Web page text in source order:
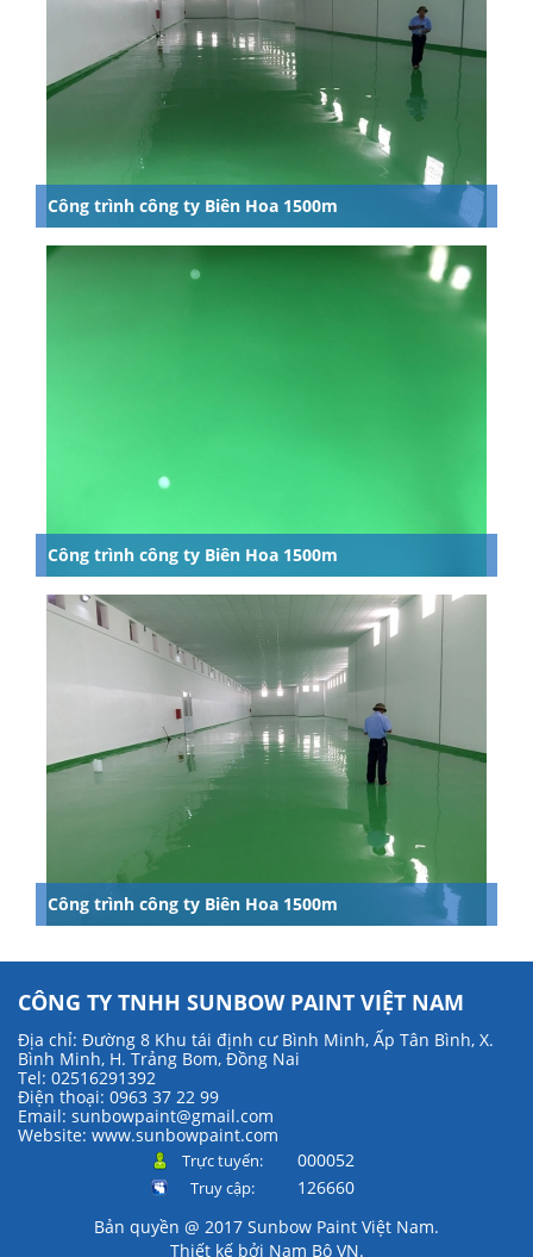
Công trình công ty Biên Hoa 1500m
Công trình công ty Biên Hoa 1500m
Công trình công ty Biên Hoa 1500m
CÔNG TY TNHH SUNBOW PAINT VIỆT NAM
Địa chỉ: Đường 8 Khu tái định cư Bình Minh, Ấp Tân Bình, X.
Bình Minh, H. Trảng Bom, Đồng Nai
Tel: 02516291392
Điện thoại: 0963 37 22 99
Email: sunbowpaint@gmail.com
Website: www.sunbowpaint.com
Trực tuyến: 000052
Truy cập:
126660
Bản quyền @ 2017 Sunbow Paint Việt Nam.
Thiết kế bởi Nam Bộ VN.